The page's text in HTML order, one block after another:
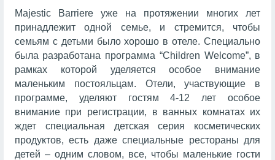
Majestic Barriere уже на протяжении многих лет
принадлежит одной семье, и стремится, чтобы
семьям с детьми было хорошо в отеле. Специально
была разработана программа “Children Welcome”, в
рамках которой уделяется особое внимание
маленьким постояльцам. Отели, участвующие в
программе, уделяют гостям 4-12 лет особое
внимание при регистрации, в ванных комнатах их
ждет специальная детская серия косметических
продуктов, есть даже специальные рестораны для
детей – одним словом, все, чтобы маленькие гости